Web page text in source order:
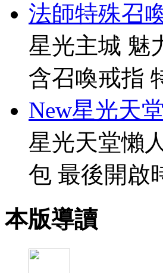
法師特殊召
星光主城 魅
含召喚戒指
New星光天
星光天堂懶
包 最後開啟
本版導讀